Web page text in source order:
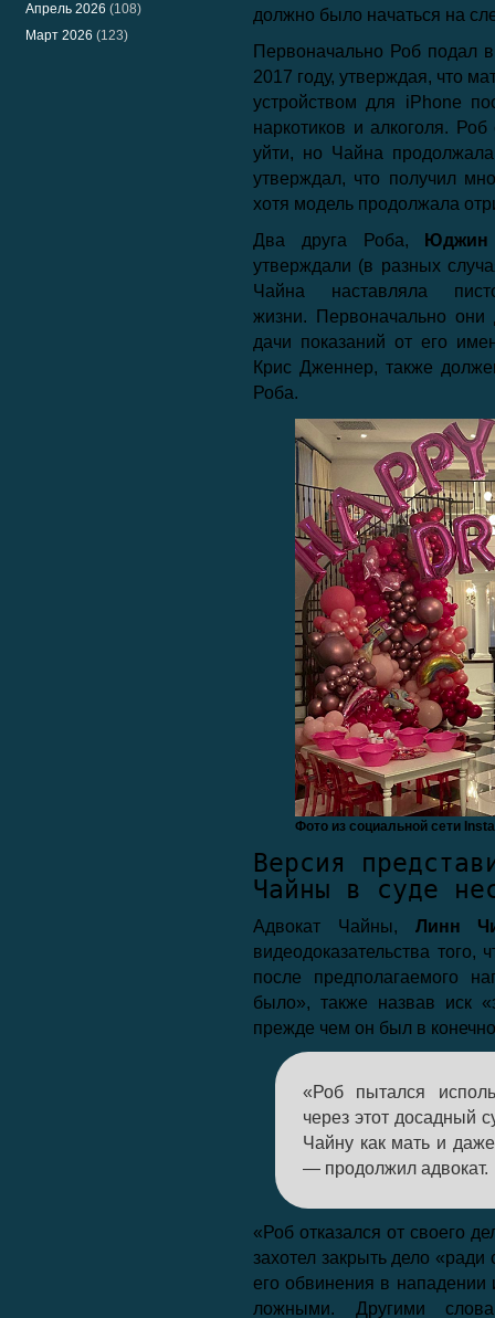
Апрель 2026 (108)
Март 2026 (123)
должно было начаться на
Первоначально Роб подал
2017 году, утверждая, что
устройством для iPhone
наркотиков и алкоголя.
уйти, но Чайна
утверждал, что получил
хотя модель продолжала
Два друга Роба,
Юджин
утверждали (в разных
Чайна наставляла
жизни. Первоначально
дачи показаний от его
Крис Дженнер, также
Роба.
Фото из социальной сети
Версия
Чайны в суде
Адвокат Чайны, Линн
видеодоказательства
после предполагаемого
было», также назвав иск
прежде чем он был в
«Роб пытался
через этот досадный
Чайну как мать и
— продолжил адвокат.
«Роб отказался от своего
захотел закрыть дело «ради
его обвинения в
ложными. Другими